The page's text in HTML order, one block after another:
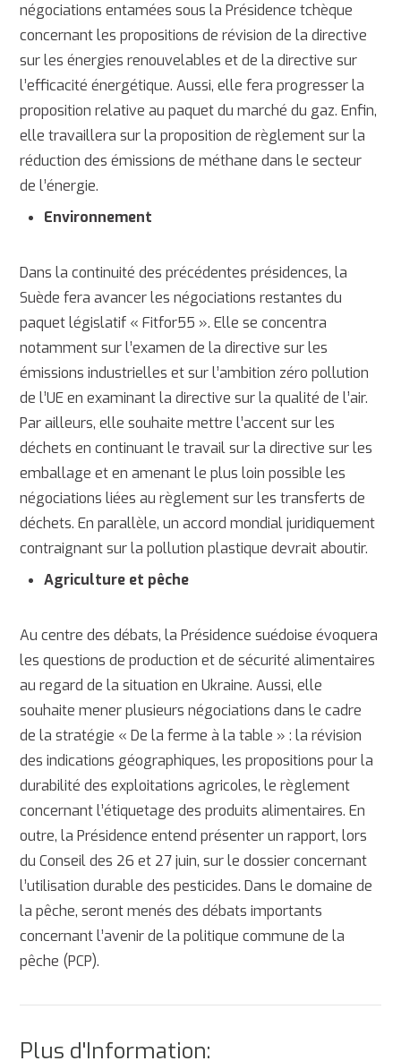
négociations entamées sous la Présidence tchèque
concernant les propositions de révision de la directive
sur les énergies renouvelables et de la directive sur
l’efficacité énergétique. Aussi, elle fera progresser la
proposition relative au paquet du marché du gaz. Enfin,
elle travaillera sur la proposition de règlement sur la
réduction des émissions de méthane dans le secteur
de l’énergie.
Environnement
Dans la continuité des précédentes présidences, la
Suède fera avancer les négociations restantes du
paquet législatif « Fitfor55 ». Elle se concentra
notamment sur l’examen de la directive sur les
émissions industrielles et sur l’ambition zéro pollution
de l’UE en examinant la directive sur la qualité de l’air.
Par ailleurs, elle souhaite mettre l’accent sur les
déchets en continuant le travail sur la directive sur les
emballage et en amenant le plus loin possible les
négociations liées au règlement sur les transferts de
déchets. En parallèle, un accord mondial juridiquement
contraignant sur la pollution plastique devrait aboutir.
Agriculture et pêche
Au centre des débats, la Présidence suédoise évoquera
les questions de production et de sécurité alimentaires
au regard de la situation en Ukraine. Aussi, elle
souhaite mener plusieurs négociations dans le cadre
de la stratégie « De la ferme à la table » : la révision
des indications géographiques, les propositions pour la
durabilité des exploitations agricoles, le règlement
concernant l’étiquetage des produits alimentaires. En
outre, la Présidence entend présenter un rapport, lors
du Conseil des 26 et 27 juin, sur le dossier concernant
l’utilisation durable des pesticides. Dans le domaine de
la pêche, seront menés des débats importants
concernant l’avenir de la politique commune de la
pêche (PCP).
Plus d'Information: